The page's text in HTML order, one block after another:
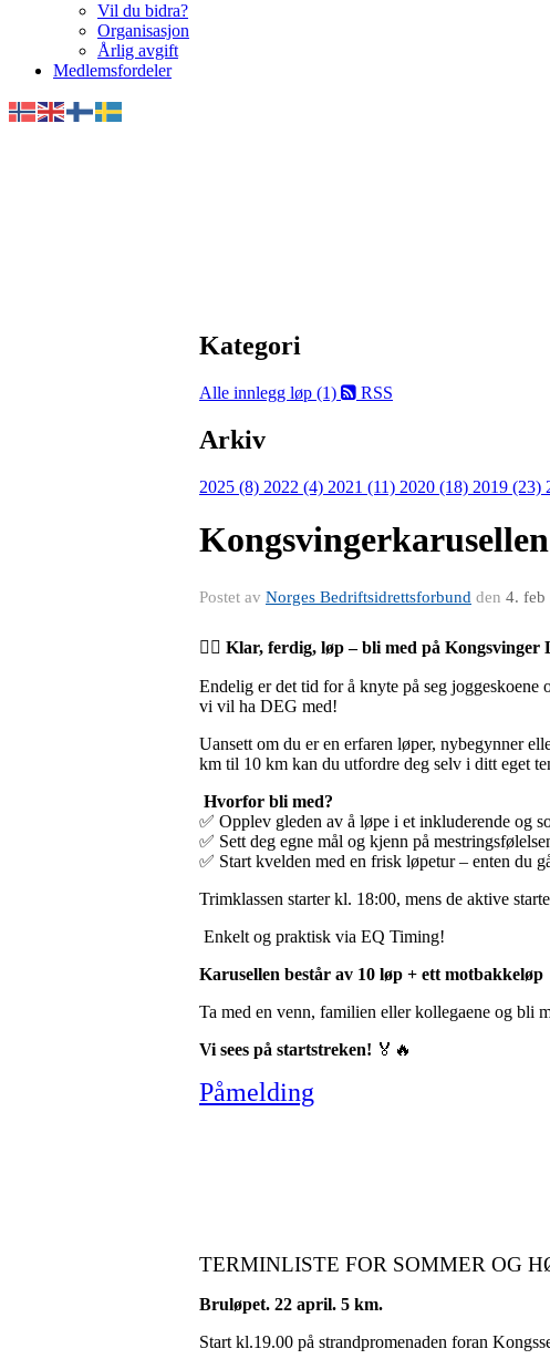
Vil du bidra?
Organisasjon
Årlig avgift
Medlemsfordeler
Kategori
Alle innlegg løp (1) RSS
Arkiv
2025 (8) 2022 (4) 2021 (11) 2020 (18) 2019 (23)
Postet av Norges Bedriftsidrettsforbund den 4. feb
🏃‍♂️ Klar, ferdig, løp – bli med på Kongsvinger
Endelig er det tid for å knyte på seg
vi vil ha DEG med!
Uansett om du er en erfaren løper, nybegynner
km til 10 km kan du utfordre deg selv i ditt eget
Hvorfor bli med?
✅ Opplev gleden av å løpe i et inkluderende og
✅ Sett deg egne mål og kjenn på
✅ Start kvelden med en frisk løpetur – enten du
Trimklassen starter kl. 18:00, mens de aktive
Enkelt og praktisk via EQ Timing!
Karusellen består av 10 løp + ett motbakkeløp
Ta med en venn, familien eller kollegaene og bli
Vi sees på startstreken! 🏅🔥
Påmelding
TERMINLISTE FOR SOMMER OG
Bruløpet. 22 april. 5 km.
Start kl.19.00 på strandpromenaden foran